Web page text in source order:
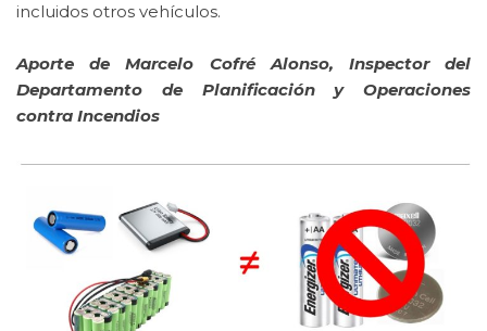
incluidos otros vehículos.
Aporte de Marcelo Cofré Alonso, Inspector del
Departamento de Planificación y Operaciones
contra Incendios